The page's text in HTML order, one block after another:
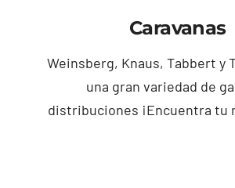
Caravanas
Weinsberg, Knaus, Tabbert y
una gran variedad de
distribuciones ¡Encuentra tu